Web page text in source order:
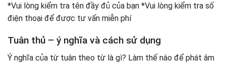
*Vui lòng kiểm tra tên đầy đủ của bạn *Vui lòng kiểm tra số
điện thoại để được tư vấn miễn phí
Tuân thủ – ý nghĩa và cách sử dụng
Ý nghĩa của từ tuân theo từ là gì? Làm thế nào để phát âm